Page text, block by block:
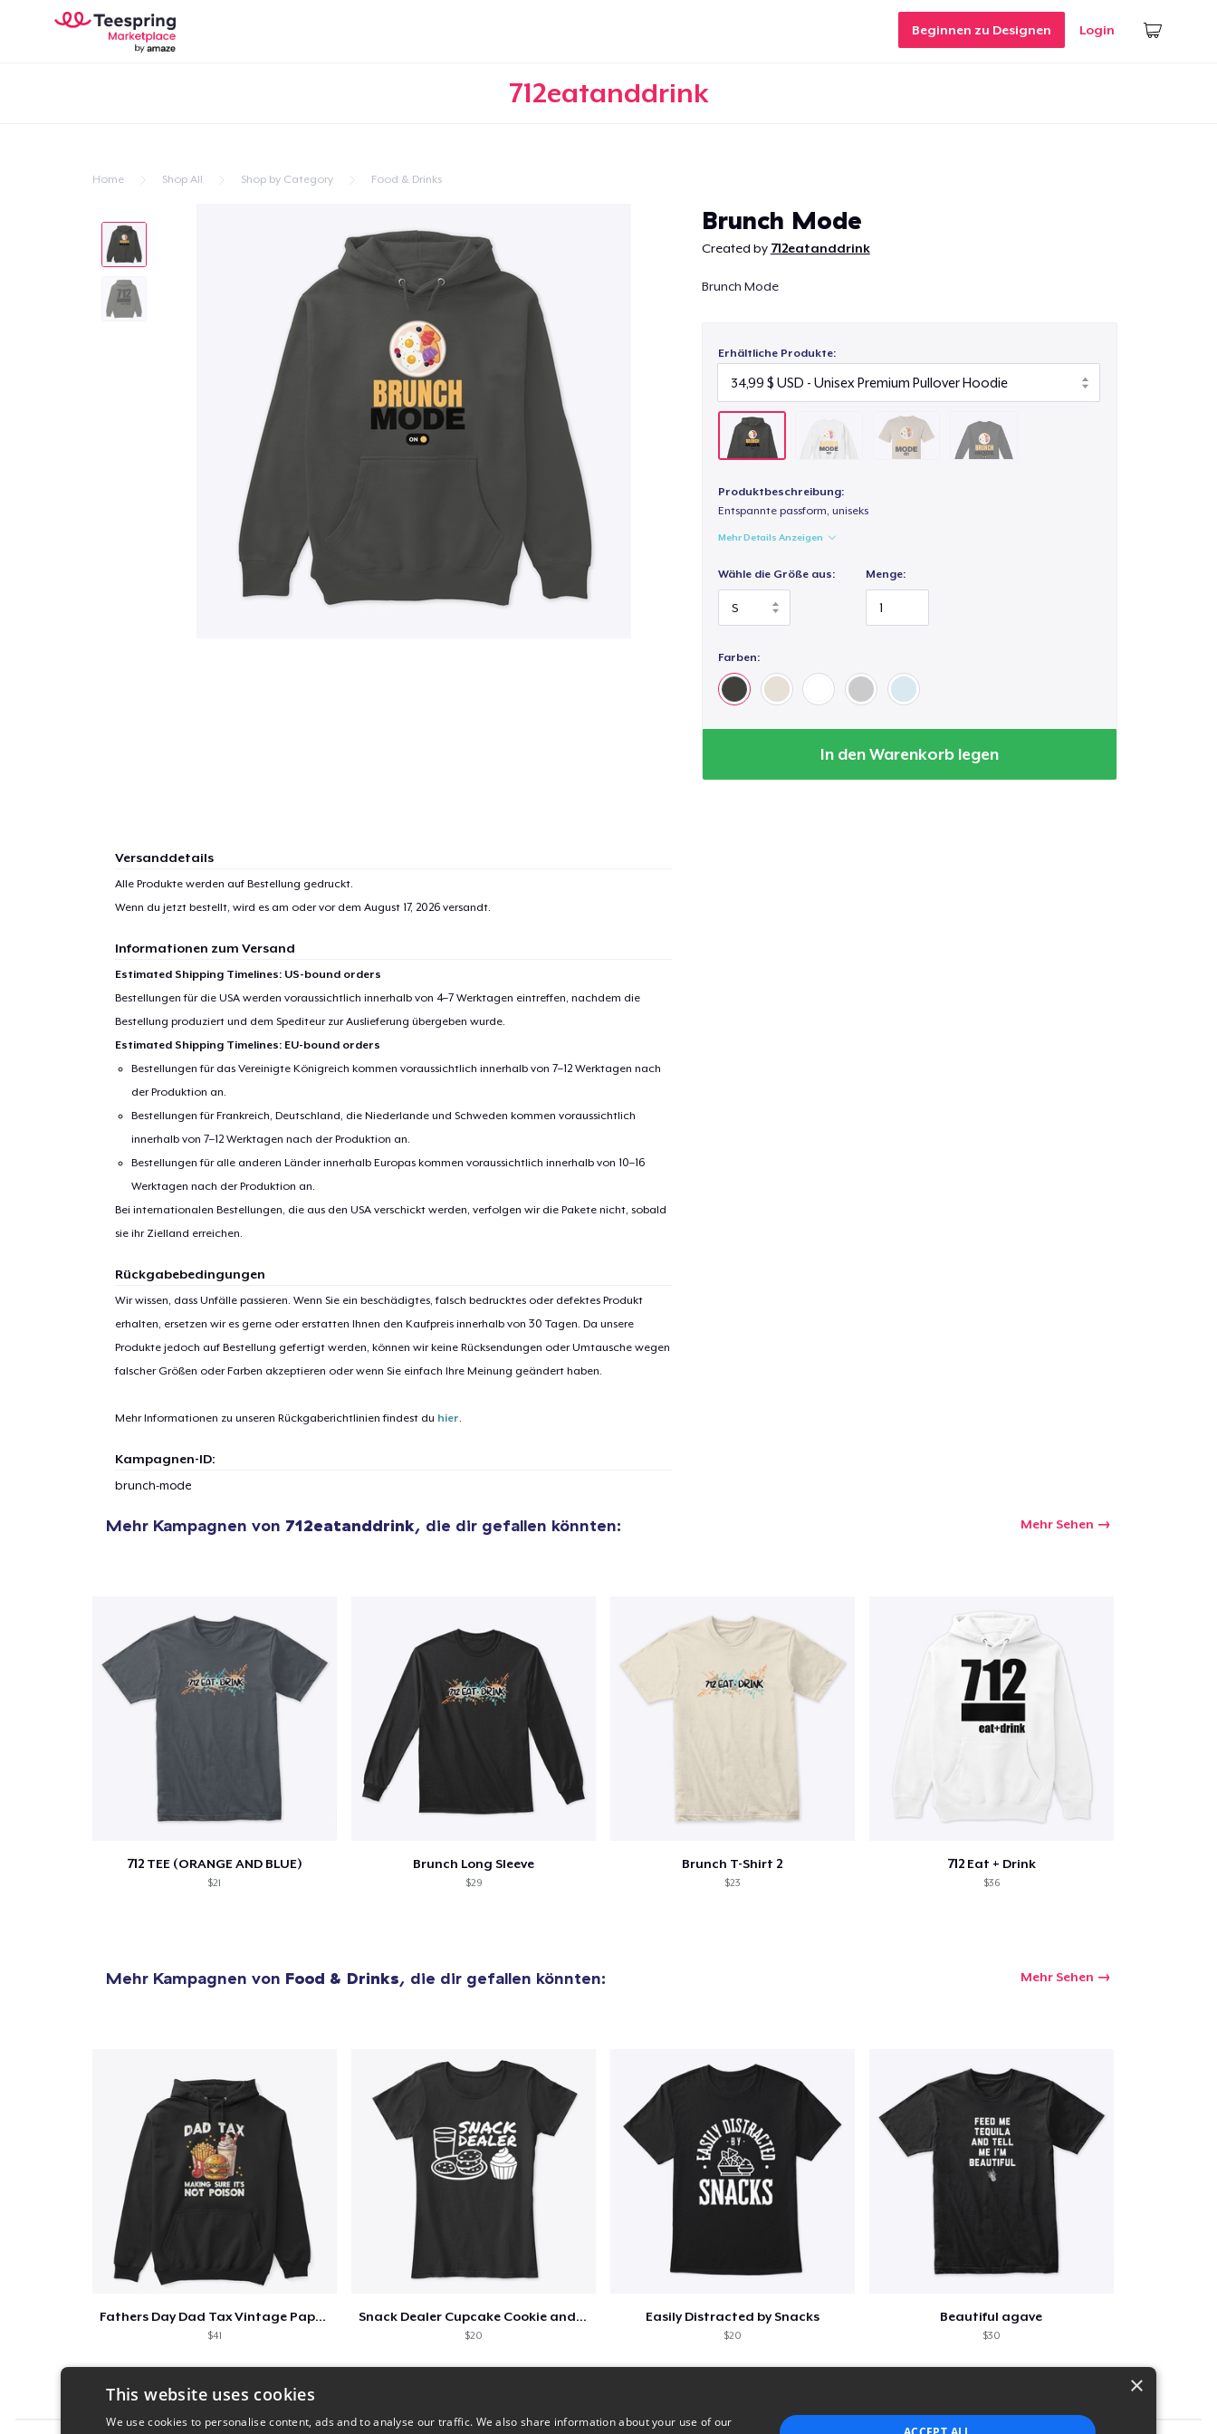
Beginnen zu Designen Login
712eatanddrink
Home Shop All Shop by Category Food & Drinks
Brunch Mode
Created by 712eatanddrink
Brunch Mode
Erhältliche Produkte:
Produktbeschreibung:
Entspannte passform, uniseks
Mehr Details Anzeigen
Wähle die Größe aus: Menge:
Farben:
In den Warenkorb legen
Versanddetails
Alle Produkte werden auf Bestellung gedruckt.
Wenn du jetzt bestellt, wird es am oder vor dem August 17, 2026versandt.
Informationen zum Versand
Estimated Shipping Timelines: US-bound orders
Bestellungen für die USA werden voraussichtlich innerhalb von 4–7 Werktagen eintreffen, nachdem die
Bestellung produziert und dem Spediteur zur Auslieferung übergeben wurde.
Estimated Shipping Timelines: EU-bound orders
Bestellungen für das Vereinigte Königreich kommen voraussichtlich innerhalb von 7–12 Werktagen nach
der Produktion an.
Bestellungen für Frankreich, Deutschland, die Niederlande und Schweden kommen voraussichtlich
innerhalb von 7–12 Werktagen nach der Produktion an.
Bestellungen für alle anderen Länder innerhalb Europas kommen voraussichtlich innerhalb von 10–16
Werktagen nach der Produktion an.
Bei internationalen Bestellungen, die aus den USA verschickt werden, verfolgen wir die Pakete nicht, sobald
sie ihr Zielland erreichen.
Rückgabebedingungen
Wir wissen, dass Unfälle passieren. Wenn Sie ein beschädigtes, falsch bedrucktes oder defektes Produkt
erhalten, ersetzen wir es gerne oder erstatten Ihnen den Kaufpreis innerhalb von 30 Tagen. Da unsere
Produkte jedoch auf Bestellung gefertigt werden, können wir keine Rücksendungen oder Umtausche wegen
falscher Größen oder Farben akzeptieren oder wenn Sie einfach Ihre Meinung geändert haben.
Mehr Informationen zu unseren Rückgaberichtlinien findest du hier.
Kampagnen-ID:
brunch-mode
Mehr Kampagnen von 712eatanddrink, die dir gefallen könnten: Mehr Sehen
712 TEE (ORANGE AND BLUE)
$21
Brunch Long Sleeve
$29
Brunch T-Shirt 2
$23
712 Eat + Drink
$36
Mehr Kampagnen von Food & Drinks, die dir gefallen könnten: Mehr Sehen
Fathers Day Dad Tax Vintage Papa T-Shirt
$41
Snack Dealer Cupcake Cookie and Milk
$20
Easily Distracted by Snacks
$20
Beautiful agave
$30
1Artikel wurde zum Einkaufswagen
hinzugefügt
Unisex Premium Pullover Hoodie
Comfort Colors 1717 | Classic Heavyweight T-Shirt
22,99 $
Classic Long Sleeve Tee
26,99 $
×
This website uses cookies
We use cookies to personalise content, ads and to analyse our traffic. We also share information about your use of our